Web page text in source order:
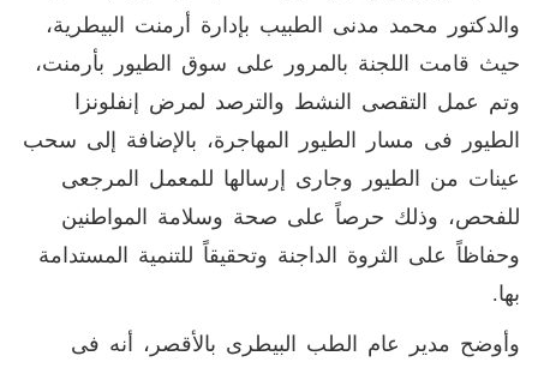
والدكتور محمد مدنى الطبيب بإدارة أرمنت البيطرية،
حيث قامت اللجنة بالمرور على سوق الطيور بأرمنت،
وتم عمل التقصى النشط والترصد لمرض إنفلونزا
الطيور فى مسار الطيور المهاجرة، بالإضافة إلى سحب
عينات من الطيور وجارى إرسالها للمعمل المرجعى
للفحص، وذلك حرصاً على صحة وسلامة المواطنين
وحفاظاً على الثروة الداجنة وتحقيقاً للتنمية المستدامة
بها.
وأوضح مدير عام الطب البيطرى بالأقصر، أنه فى